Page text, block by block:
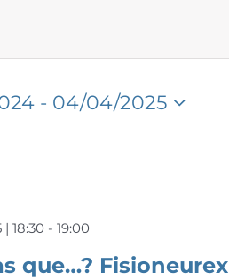
- 04/04/2025
que…? Fisioneurex
18:30 -19:00